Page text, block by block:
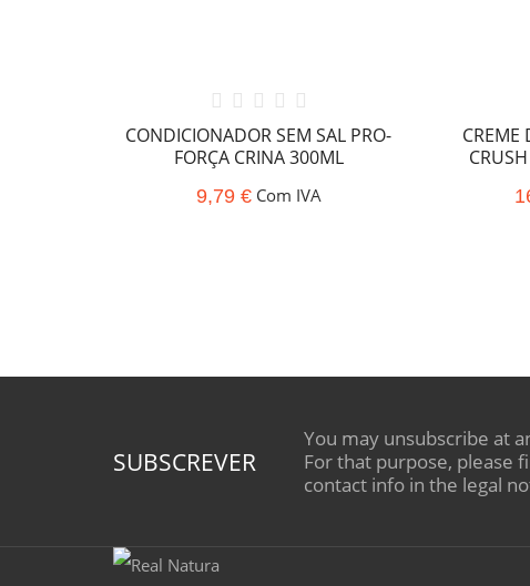
CONDICIONADOR SEM SAL PRO-
FORÇA CRINA 300ML
9,79 €Com IVA
CREME
SUBSCREVER
You may unsubscribe at
For that purpose, please
contact info in the legal